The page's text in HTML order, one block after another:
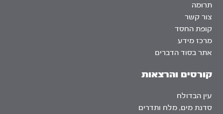
תרומה
צור קשר
קופת החסד
מרכז מידע
אתר בסוד הדברים
קורסים והרצאות
עין הבדולח
סדנת מים, מלח ותדרים